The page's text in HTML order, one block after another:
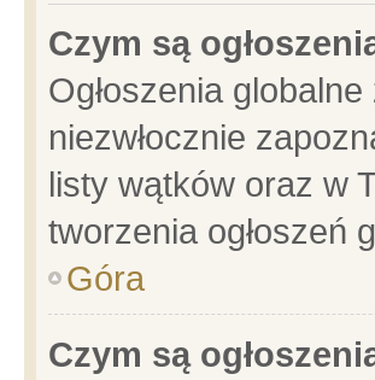
Czym są
Ogłoszenia
niezwłocznie
listy wątków oraz w
tworzenia ogłoszeń
Góra
Czym są